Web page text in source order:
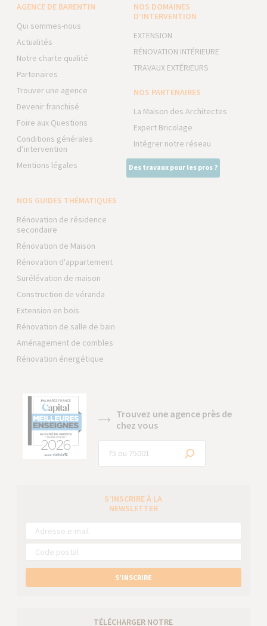
AGENCE DE BARENTIN
Qui sommes-nous
Actualités
Notre charte qualité
Partenaires
Trouver une agence
Devenir franchisé
Foire aux Questions
Conditions générales
d’intervention
Mentions légales
NOS DOMAINES
D’INTERVENTION
EXTENSION
RÉNOVATION INTÉRIEURE
TRAVAUX EXTÉRIEURS
NOS PARTENAIRES
La Maison des Architectes
Expert Bricolage
Intégrer notre réseau
Des travaux pour les pros ?
NOS GUIDES THÉMATIQUES
Rénovation de résidence
secondaire
Rénovation de Maison
Rénovation d'appartement
Surélévation de maison
Construction de véranda
Extension en bois
Rénovation de salle de bain
Aménagement de combles
Rénovation énergétique
Trouvez une agence près de
chez vous
S’INSCRIRE À LA
NEWSLETTER
S’INSCRIRE
TÉLÉCHARGER NOTRE